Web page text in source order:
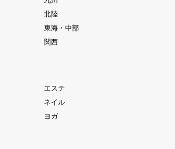
北陸
東海・中部
関西
エステ
ネイル
ヨガ